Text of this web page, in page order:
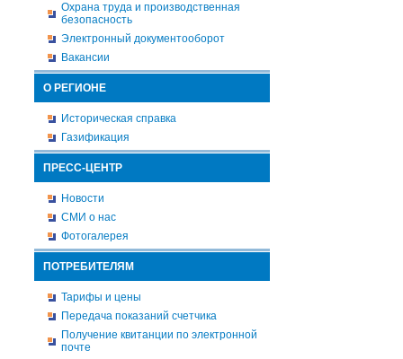
Охрана труда и производственная
безопасность
Электронный документооборот
Вакансии
О РЕГИОНЕ
Историческая справка
Газификация
ПРЕСС-ЦЕНТР
Новости
СМИ о нас
Фотогалерея
ПОТРЕБИТЕЛЯМ
Тарифы и цены
Передача показаний счетчика
Получение квитанции по электронной
почте